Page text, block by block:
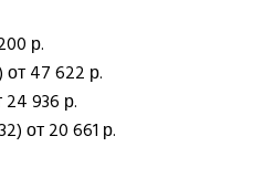
р.
от 47 622 р.
24 936 р.
от 20 661 р.